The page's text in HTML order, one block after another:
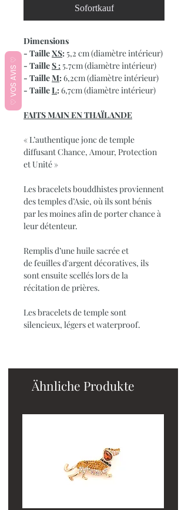
Sofortkauf
Dimensions
- TailleXS: 5,2 cm (diamètre intérieur)
- TailleS : 5.7cm (diamètre intérieur)
- TailleM:6,2cm (diamètre intérieur)
- TailleL:6,7cm (diamètre intérieur)
FAITS MAIN EN THAÏLANDE
« L’authentique jonc de temple
diffusant Chance, Amour, Protection
et Unité »
Les bracelets bouddhistes proviennent
des temples d’Asie, où ils sont bénis
par les moines afin de porter chance à
leur détenteur.
Remplis d’une huile sacrée et
de feuilles d'argent décoratives, ils
sont ensuite scellés lors de la
récitation de prières.
Les bracelets de temple sont
silencieux, légers et waterproof.
Ähnliche Produkte
♡ VOS AVIS ♡